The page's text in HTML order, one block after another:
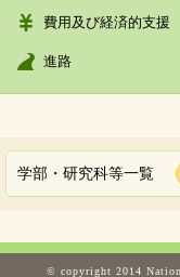
費用及び経済的支援
進路
学部・研究科等一覧
© copyright 2014